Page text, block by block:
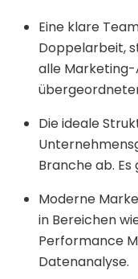
Eine klare
Doppelarbeit,
alle
Die ideale
Branche ab. Es
Moderne
in Bereichen
Performance
Datenanalyse.